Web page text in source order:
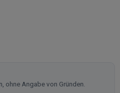
ohne Angabe von Gründen.